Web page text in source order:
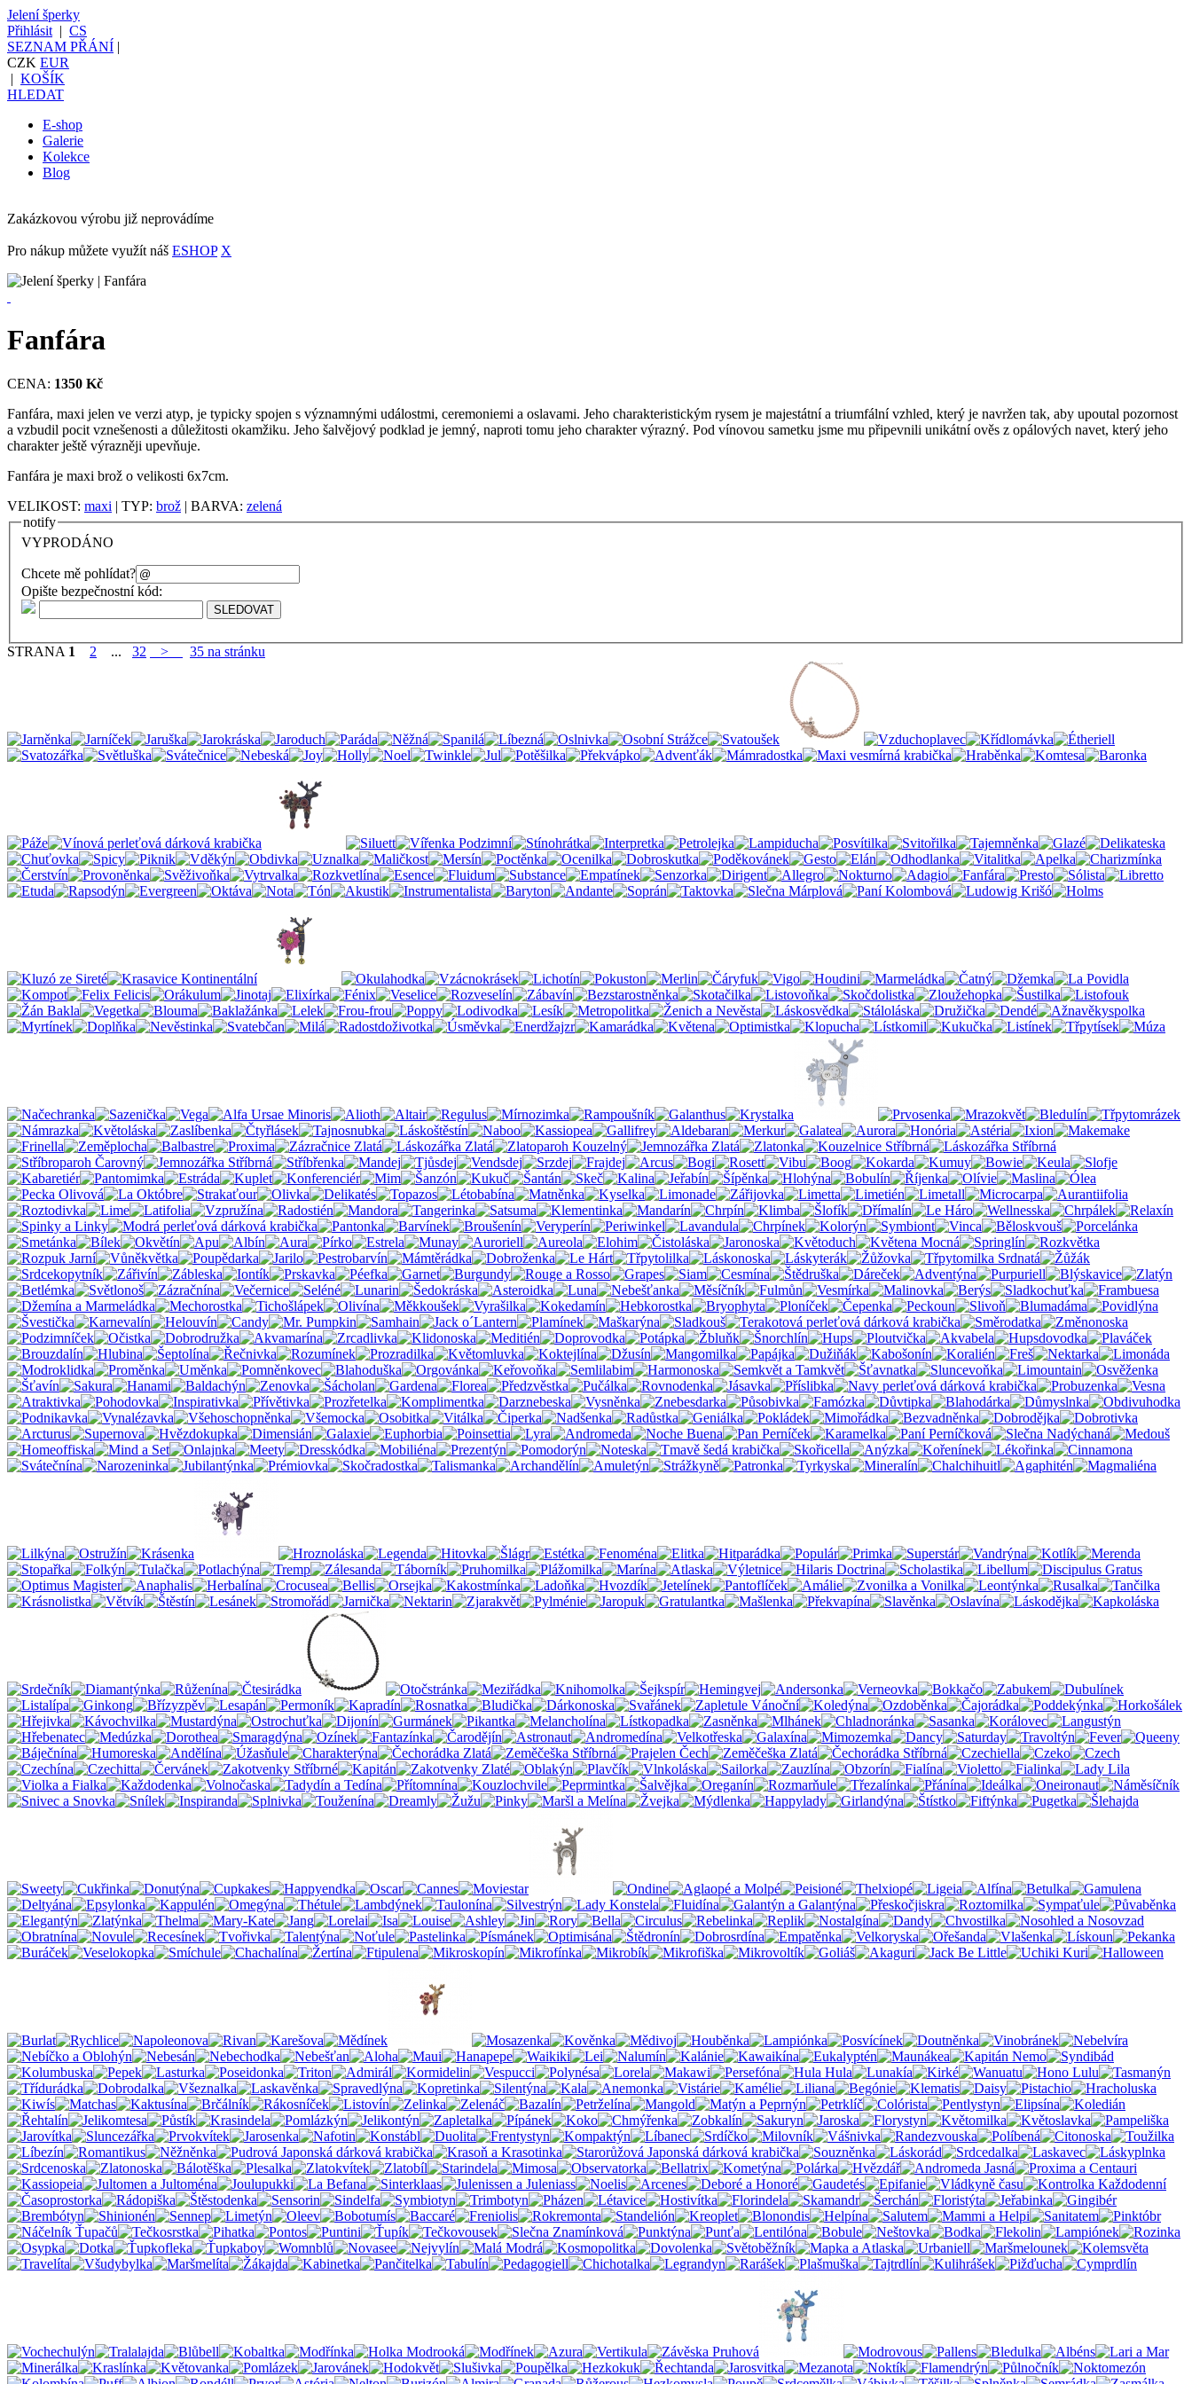
Jelení šperky
Přihlásit | CS
SEZNAM PŘÁNÍ |
CZK EUR
| KOŠÍK
HLEDAT
E-shop
Galerie
Kolekce
Blog
Zakázkovou výrobu již neprovádíme
Pro nákup můžete využít náš ESHOP X
Fanfára
CENA: 1350 Kč
Fanfára, maxi jelen ve verzi atyp, je typicky spojen s významnými událostmi, ceremoniemi a oslavami. Jeho charakteristickým rysem je majestátní a triumfální vzhled, který je navržen tak, aby upoutal pozornost
a vzbudil pocit vznešenosti a důležitosti okamžiku. Jeho šalvějový podklad je jemný, naproti tomu jeho charakter výrazný. Pod vínovou sametku jsme mu připevnili unikátní ověs z opálových navet, který jeho
charakter ještě výrazněji upevňuje.
Fanfára je maxi brož o velikosti 6x7cm.
VELIKOST: maxi | TYP: brož | BARVA: zelená
notify
VYPRODÁNO
Chcete mě pohlídat?
Opište bezpečnostní kód:
STRANA 1 2 ... 32 > 35 na stránku